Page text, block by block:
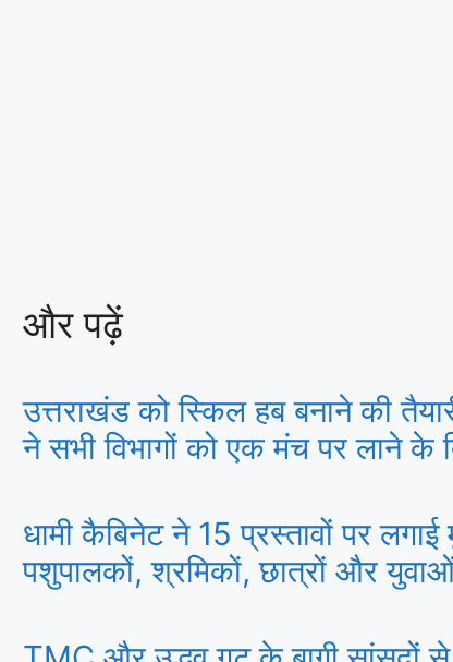
और पढ़ें
उत्तराखंड को स्किल हब बनाने की
ने सभी विभागों को एक मंच पर लाने के
धामी कैबिनेट ने 15 प्रस्तावों पर लगाई
पशुपालकों, श्रमिकों, छात्रों और